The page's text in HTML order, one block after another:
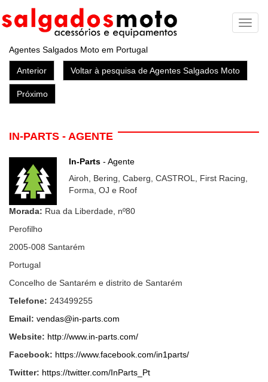
Agentes Salgados Moto em Portugal
Anterior Voltar à pesquisa de Agentes Salgados Moto
Próximo
IN-PARTS - AGENTE
In-Parts - Agente
Airoh, Bering, Caberg, CASTROL, First Racing,
Forma, OJ e Roof
Morada: Rua da Liberdade, nº80
Perofilho
2005-008 Santarém
Portugal
Concelho de Santarém e distrito de Santarém
Telefone: 243499255
Email: vendas@in-parts.com
Website: http://www.in-parts.com/
Facebook: https://www.facebook.com/in1parts/
Twitter: https://twitter.com/InParts_Pt